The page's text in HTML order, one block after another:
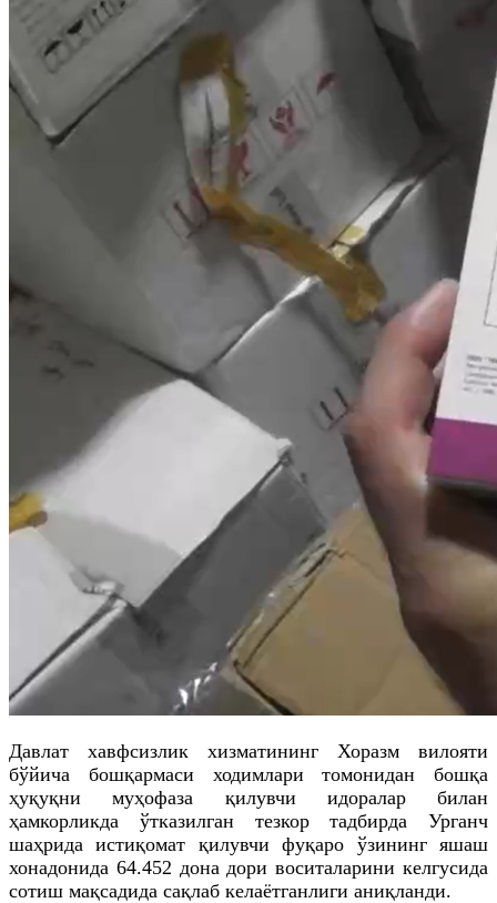
Давлат хавфсизлик хизматининг Хоразм вилояти
бўйича бошқармаси ходимлари томонидан бошқа
ҳуқуқни муҳофаза қилувчи идоралар билан
ҳамкорликда ўтказилган тезкор тадбирда Урганч
шаҳрида истиқомат қилувчи фуқаро ўзининг яшаш
хонадонида 64.452 дона дори воситаларини келгусида
сотиш мақсадида сақлаб келаётганлиги аниқланди.